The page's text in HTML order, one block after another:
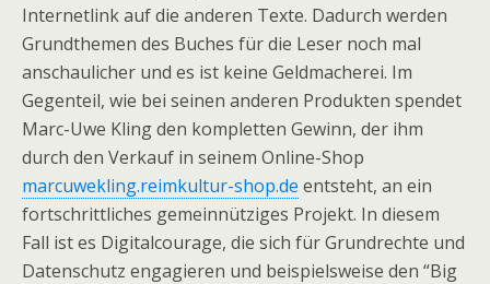
Internetlink auf die anderen Texte. Dadurch werden
Grundthemen des Buches für die Leser noch mal
anschaulicher und es ist keine Geldmacherei. Im
Gegenteil, wie bei seinen anderen Produkten spendet
Marc-Uwe Kling den kompletten Gewinn, der ihm
durch den Verkauf in seinem Online-Shop
marcuwekling.reimkultur-shop.de entsteht, an ein
fortschrittliches gemeinnütziges Projekt. In diesem
Fall ist es Digitalcourage, die sich für Grundrechte und
Datenschutz engagieren und beispielsweise den “Big